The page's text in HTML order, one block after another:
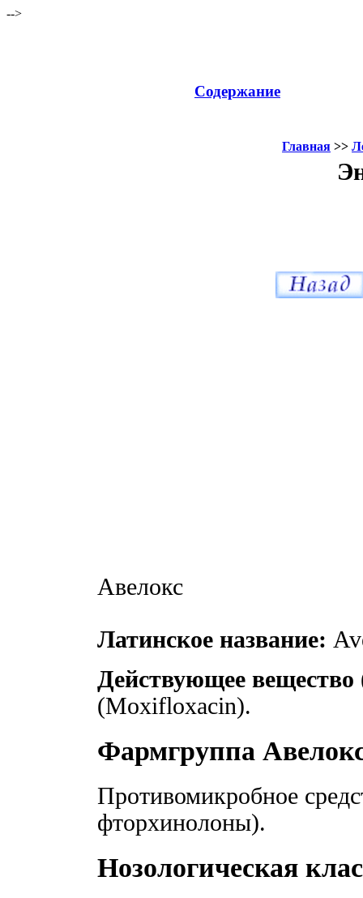
-->
Содержание
Главная >>
Авелокс
Латинское название:
Действующее
(Moxifloxacin).
Фармгруппа
Противомикробное
фторхинолоны).
Нозологическая